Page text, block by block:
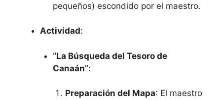
pequeños) escondido por el maestro.
Actividad:
“La Búsqueda del Tesoro de
Canaán”:
Preparación del Mapa: El maestro